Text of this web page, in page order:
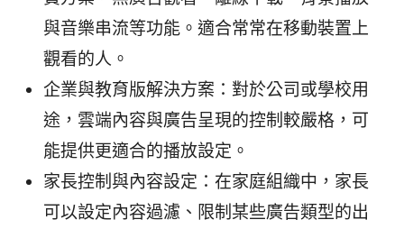
與音樂串流等功能。適合常常在移動裝置上
觀看的人。
企業與教育版解決方案：對於公司或學校用
途，雲端內容與廣告呈現的控制較嚴格，可
能提供更適合的播放設定。
家長控制與內容設定：在家庭組織中，家長
可以設定內容過濾、限制某些廣告類型的出